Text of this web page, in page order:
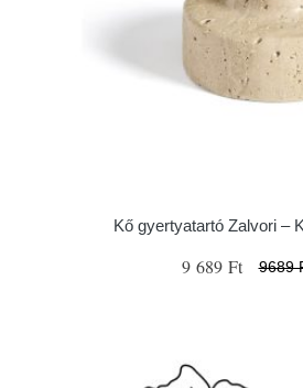
Kő gyertyatartó Zalvori –
9 689 Ft 9689